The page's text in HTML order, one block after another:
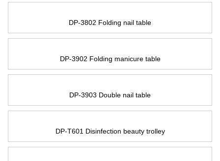
DP-3802 Folding nail table
DP-3902 Folding manicure table
DP-3903 Double nail table
DP-T601 Disinfection beauty trolley